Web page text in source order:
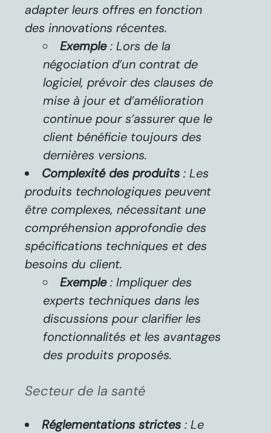
adapter leurs offres en fonction
des innovations récentes.
Exemple: Lors de la
négociation d’un contrat de
logiciel, prévoir des clauses de
mise à jour et d’amélioration
continue pour s’assurer que le
client bénéficie toujours des
dernières versions.
Complexité des produits : Les
produits technologiques peuvent
être complexes, nécessitant une
compréhension approfondie des
spécifications techniques et des
besoins du client.
Exemple: Impliquer des
experts techniques dans les
discussions pour clarifier les
fonctionnalités et les avantages
des produits proposés.
Secteur de la santé
Réglementations strictes : Le